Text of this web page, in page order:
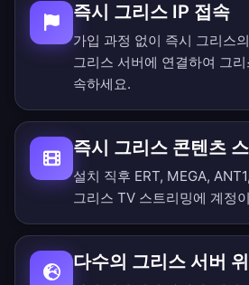
즉시 그리스 IP 접속
가입 과정 없이 즉시 그리스
그리스 서버에 연결하여 그
속하세요.
즉시 그리스 콘텐츠
설치 직후 ERT, MEGA,
그리스 TV 스트리밍에 계정
다수의 그리스 서버